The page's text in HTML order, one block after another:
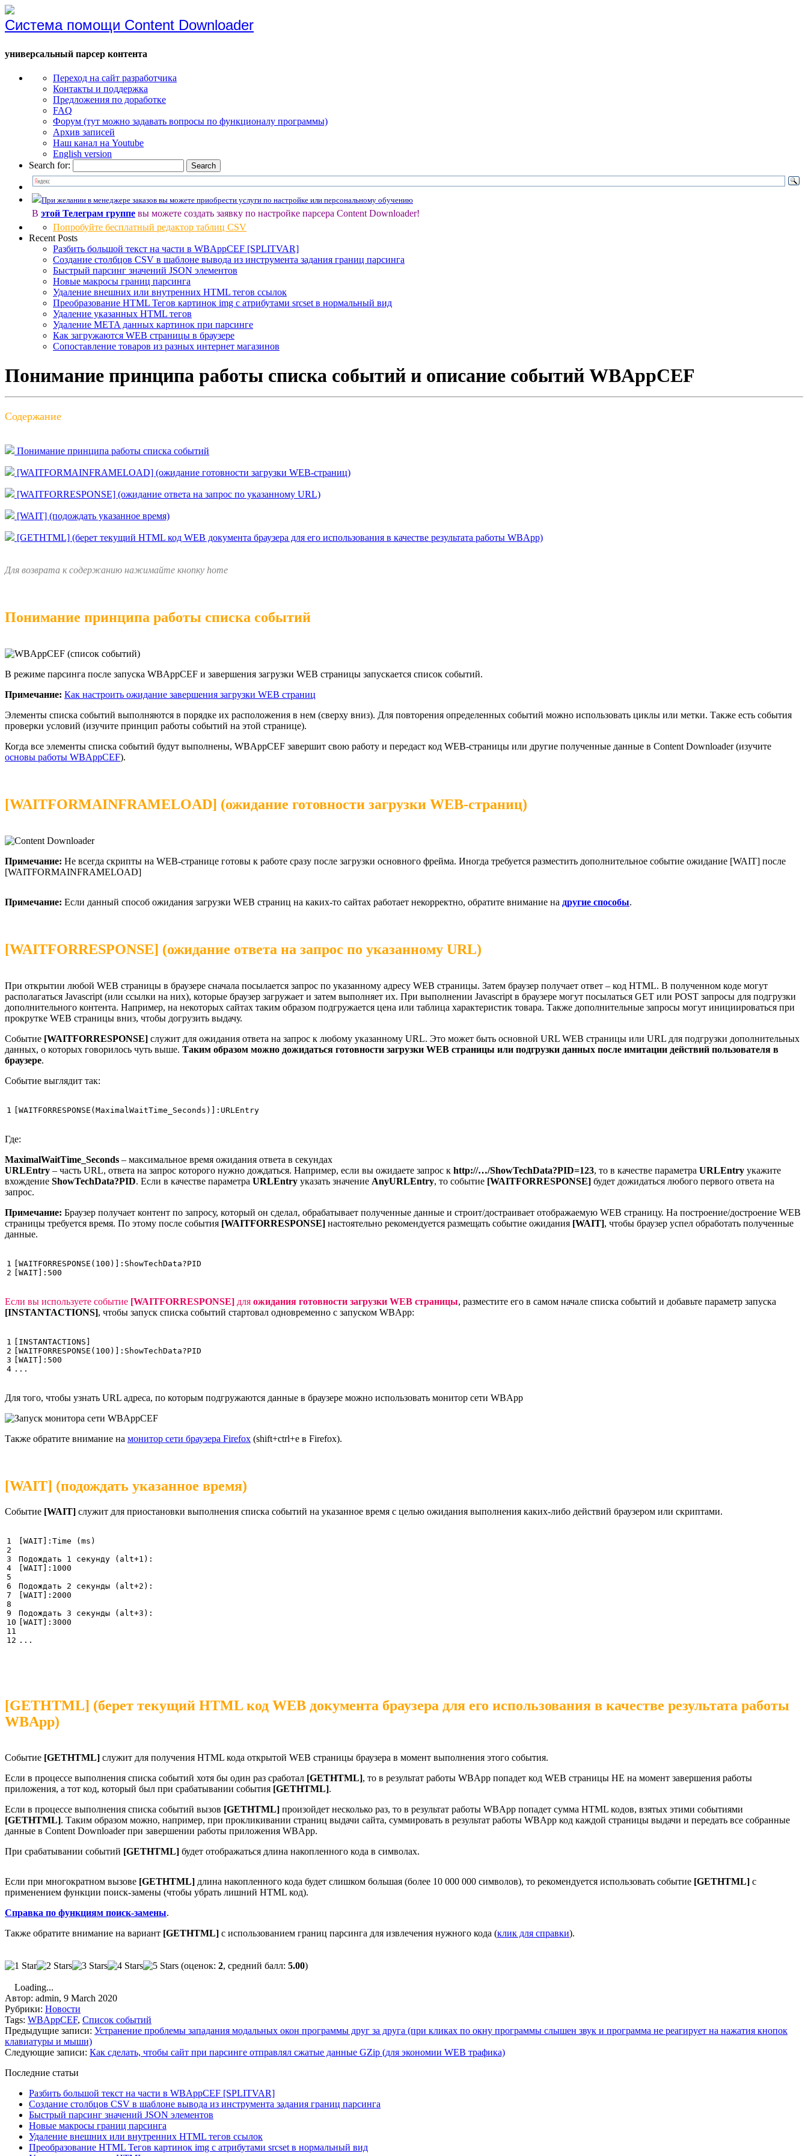
Система помощи Content Downloader
универсальный парсер контента
Переход на сайт разработчика
Контакты и поддержка
Предложения по доработке
FAQ
Форум (тут можно задавать вопросы по функционалу программы)
Архив записей
Наш канал на Youtube
English version
Search for:
При желании в менеджере заказов вы можете приобрести услуги по настройке или персональному обучению
В этой Телеграм группе вы можете создать заявку по настройке парсера Content Downloader!
Попробуйте бесплатный редактор таблиц CSV
Recent Posts
Разбить большой текст на части в WBAppCEF [SPLITVAR]
Создание столбцов CSV в шаблоне вывода из инструмента задания границ парсинга
Быстрый парсинг значений JSON элементов
Новые макросы границ парсинга
Удаление внешних или внутренних HTML тегов ссылок
Преобразование HTML Тегов картинок img с атрибутами srcset в нормальный вид
Удаление указанных HTML тегов
Удаление META данных картинок при парсинге
Как загружаются WEB страницы в браузере
Сопоставление товаров из разных интернет магазинов
Понимание принципа работы списка событий и описание событий WBAppCEF
Содержание
Понимание принципа работы списка событий
[WAITFORMAINFRAMELOAD] (ожидание готовности загрузки WEB-страниц)
[WAITFORRESPONSE] (ожидание ответа на запрос по указанному URL)
[WAIT] (подождать указанное время)
[GETHTML] (берет текущий HTML код WEB документа браузера для его использования в качестве результата работы WBApp)
Для возврата к содержанию нажимайте кнопку home
Понимание принципа работы списка событий
В режиме парсинга после запуска WBAppCEF и завершения загрузки WEB страницы запускается список событий.
Примечание: Как настроить ожидание завершения загрузки WEB страниц
Элементы списка событий выполняются в порядке их расположения в нем (сверху вниз). Для повторения определенных событий можно использовать циклы или метки. Также есть события
проверки условий (изучите принцип работы событий на этой странице).
Когда все элементы списка событий будут выполнены, WBAppCEF завершит свою работу и передаст код WEB-страницы или другие полученные данные в Content Downloader (изучите
основы работы WBAppCEF).
[WAITFORMAINFRAMELOAD] (ожидание готовности загрузки WEB-страниц)
Примечание: Не всегда скрипты на WEB-странице готовы к работе сразу после загрузки основного фрейма. Иногда требуется разместить дополнительное событие ожидание [WAIT] после
[WAITFORMAINFRAMELOAD]
Примечание: Если данный способ ожидания загрузки WEB страниц на каких-то сайтах работает некорректно, обратите внимание на другие способы.
[WAITFORRESPONSE] (ожидание ответа на запрос по указанному URL)
При открытии любой WEB страницы в браузере сначала посылается запрос по указанному адресу WEB страницы. Затем браузер получает ответ – код HTML. В полученном коде могут
располагаться Javascript (или ссылки на них), которые браузер загружает и затем выполняет их. При выполнении Javascript в браузере могут посылаться GET или POST запросы для подгрузки
дополнительного контента. Например, на некоторых сайтах таким образом подгружается цена или таблица характеристик товара. Также дополнительные запросы могут инициироваться при
прокрутке WEB страницы вниз, чтобы догрузить выдачу.
Событие [WAITFORRESPONSE] служит для ожидания ответа на запрос к любому указанному URL. Это может быть основной URL WEB страницы или URL для подгрузки дополнительных
данных, о которых говорилось чуть выше. Таким образом можно дожидаться готовности загрузки WEB страницы или подгрузки данных после имитации действий пользователя в
браузере.
Событие выглядит так:
[WAITFORRESPONSE(MaximalWaitTime_Seconds)]:URLEntry
Где:
MaximalWaitTime_Seconds – максимальное время ожидания ответа в секундах
URLEntry – часть URL, ответа на запрос которого нужно дождаться. Например, если вы ожидаете запрос к http://…/ShowTechData?PID=123, то в качестве параметра URLEntry укажите
вхождение ShowTechData?PID. Если в качестве параметра URLEntry указать значение AnyURLEntry, то событие [WAITFORRESPONSE] будет дожидаться любого первого ответа на
запрос.
Примечание: Браузер получает контент по запросу, который он сделал, обрабатывает полученные данные и строит/достраивает отображаемую WEB страницу. На построение/достроение WEB
страницы требуется время. По этому после события [WAITFORRESPONSE] настоятельно рекомендуется размещать событие ожидания [WAIT], чтобы браузер успел обработать полученные
данные.
1
[WAITFORRESPONSE(100)]:ShowTechData?PID
[WAIT]:500
Если вы используете событие [WAITFORRESPONSE] для ожидания готовности загрузки WEB страницы, разместите его в самом начале списка событий и добавьте параметр запуска
[INSTANTACTIONS], чтобы запуск списка событий стартовал одновременно с запуском WBApp:
1
2
3
[INSTANTACTIONS]
[WAITFORRESPONSE(100)]:ShowTechData?PID
[WAIT]:500
...
Для того, чтобы узнать URL адреса, по которым подгружаются данные в браузере можно использовать монитор сети WBApp
Также обратите внимание на монитор сети браузера Firefox (shift+ctrl+e в Firefox).
[WAIT] (подождать указанное время)
Событие [WAIT] служит для приостановки выполнения списка событий на указанное время с целью ожидания выполнения каких-либо действий браузером или скриптами.
1
2
3
4
5
6
7
8
9
10
11
[WAIT]:Time (ms)
Подождать 1 секунду (alt+1):
[WAIT]:1000
Подождать 2 секунды (alt+2):
[WAIT]:2000
Подождать 3 секунды (alt+3):
[WAIT]:3000
...
[GETHTML] (берет текущий HTML код WEB документа браузера для его использования в качестве результата работы
WBApp)
Событие [GETHTML] служит для получения HTML кода открытой WEB страницы браузера в момент выполнения этого события.
Если в процессе выполнения списка событий хотя бы один раз сработал [GETHTML], то в результат работы WBApp попадет код WEB страницы НЕ на момент завершения работы
приложения, а тот код, который был при срабатывании события [GETHTML].
Если в процессе выполнения списка событий вызов [GETHTML] произойдет несколько раз, то в результат работы WBApp попадет сумма HTML кодов, взятых этими событиями
[GETHTML]. Таким образом можно, например, при прокликивании страниц выдачи сайта, суммировать в результат работы WBApp код каждой страницы выдачи и передать все собранные
данные в Content Downloader при завершении работы приложения WBApp.
При срабатывании событий [GETHTML] будет отображаться длина накопленного кода в символах.
Если при многократном вызове [GETHTML] длина накопленного кода будет слишком большая (более 10 000 000 символов), то рекомендуется использовать событие [GETHTML] с
применением функции поиск-замены (чтобы убрать лишний HTML код).
Справка по функциям поиск-замены.
Также обратите внимание на вариант [GETHTML] с использованием границ парсинга для извлечения нужного кода (клик для справки).
(оценок: 2, средний балл: 5.00)
Loading...
Автор: admin, 9 March 2020
Рубрики: Новости
Tags: WBAppCEF, Список событий
Предыдущие записи: Устранение проблемы западания модальных окон программы друг за друга (при кликах по окну программы слышен звук и программа не реагирует на нажатия кнопок
клавиатуры и мыши)
Следующие записи: Как сделать, чтобы сайт при парсинге отправлял сжатые данные GZip (для экономии WEB трафика)
Последние статьи
Разбить большой текст на части в WBAppCEF [SPLITVAR]
Создание столбцов CSV в шаблоне вывода из инструмента задания границ парсинга
Быстрый парсинг значений JSON элементов
Новые макросы границ парсинга
Удаление внешних или внутренних HTML тегов ссылок
Преобразование HTML Тегов картинок img с атрибутами srcset в нормальный вид